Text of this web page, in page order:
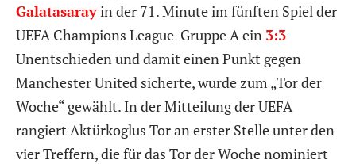
Galatasarayin der 71. Minute im fünften Spiel der
UEFA Champions League-Gruppe A ein 3:3-
Unentschieden und damit einen Punkt gegen
Manchester United sicherte, wurde zum „Tor der
Woche“ gewählt. In der Mitteilung der UEFA
rangiert Aktürkoglus Tor an erster Stelle unter den
vier Treffern, die für das Tor der Woche nominiert